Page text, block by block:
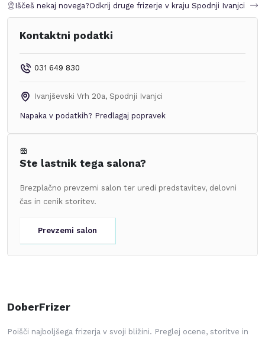
Iščeš nekaj novega?Odkrij druge frizerje v kraju Spodnji Ivanjci
Kontaktni podatki
031 649 830
Ivanjševski Vrh 20a, Spodnji Ivanjci
Napaka v podatkih? Predlagaj popravek
Ste lastnik tega salona?
Brezplačno prevzemi salon ter uredi predstavitev, delovni
čas in cenik storitev.
Prevzemi salon
DoberFrizer
Poišči najboljšega frizerja v svoji bližini. Preglej ocene, storitve in